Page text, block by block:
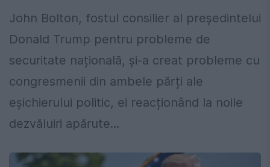
John Bolton, fostul consilier al președintelui
Donald Trump pentru probleme de
securitate națională, și-a creat probleme cu
congresmenii din ambele părți ale
eșichierului politic, ei reacționând la noile
dezvăluiri apărute...